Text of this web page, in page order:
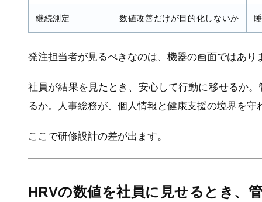
継続測定 数値改善だけが目的化しないか
発注担当者が見るべきなのは、機器の画面ではあり
社員が結果を見たとき、安心して行動に移せるか
るか。人事総務が、個人情報と健康支援の境界を守
ここで研修設計の差が出ます。
HRVの数値を社員に見せるとき、